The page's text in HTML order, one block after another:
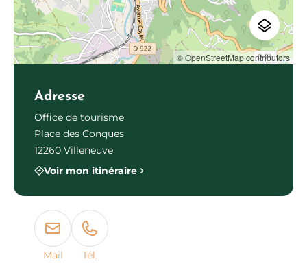
© OpenStreetMap contributors
Adresse
Office de tourisme
Place des Conques
12260 Villeneuve
Voir mon itinéraire
Mail Tél.